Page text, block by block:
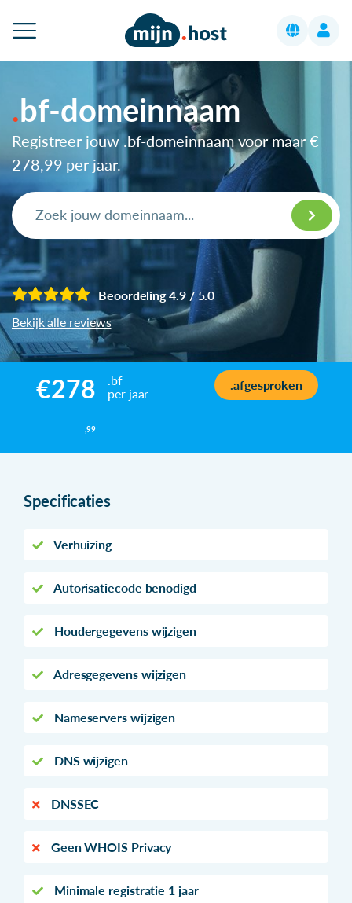
bf-domeinnaam
Registreer jouw .bf-domeinnaam voor maar €
278,99 per jaar.
Beoordeling 4.9 / 5.0
Bekijk alle reviews
€278
,99
.bf
per jaar
.afgesproken
Specificaties
Verhuizing
Autorisatiecode benodigd
Houdergegevens wijzigen
Adresgegevens wijzigen
Nameservers wijzigen
DNS wijzigen
DNSSEC
Geen WHOIS Privacy
Minimale registratie 1 jaar